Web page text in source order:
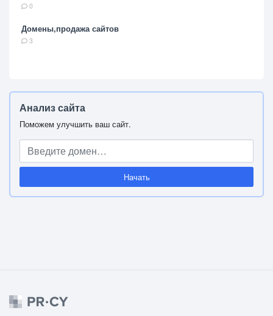
0
Домены,продажа сайтов
3
Анализ сайта
Поможем улучшить ваш сайт.
Начать